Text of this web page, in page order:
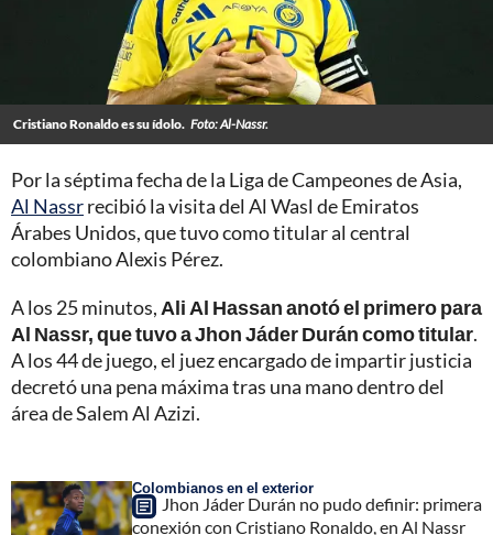
Cristiano Ronaldo es su ídolo. Foto: Al-Nassr.
Por la séptima fecha de la Liga de Campeones de Asia,
Al Nassrrecibió la visita del Al Wasl de Emiratos
Árabes Unidos, que tuvo como titular al central
colombiano Alexis Pérez.
A los 25 minutos, Ali Al Hassan anotó el primero para
Al Nassr, que tuvo a Jhon Jáder Durán como titular.
A los 44 de juego, el juez encargado de impartir justicia
decretó una pena máxima tras una mano dentro del
área de Salem Al Azizi.
Colombianos en el exterior
Jhon Jáder Durán no pudo definir: primera
conexión con Cristiano Ronaldo, en Al Nassr